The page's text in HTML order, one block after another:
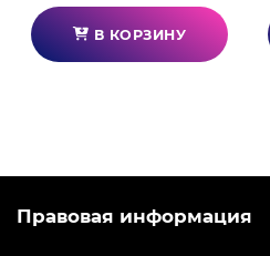
В КОРЗИНУ
Правовая информация